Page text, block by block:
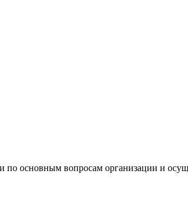
основным вопросам организации и